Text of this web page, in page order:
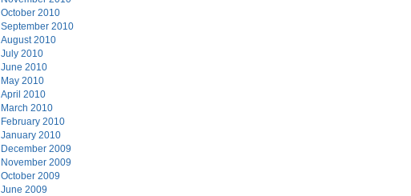
October 2010
September 2010
August 2010
July 2010
June 2010
May 2010
April 2010
March 2010
February 2010
January 2010
December 2009
November 2009
October 2009
June 2009